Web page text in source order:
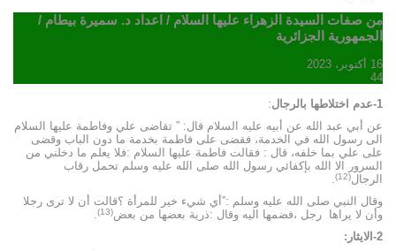
من صفات السيدة الزهراء عليها السلام / اعداد د. سميرة بيطام /
الجمهورية الجزائرية
16 أكتوبر، 2023
44
1-عدم اختلاطها بالرجال
:
عن أبي عبد الله عن أبيه عليه السلام قال: ” تقاضى علي وفاطمة عليها السلام
الى رسول الله في الخدمة، فقضى على فاطمة بخدمة ما دون الباب وقضى
على علي بما خلفه، قال : فقالت فاطمة عليها السلام :فلا يعلم ما دخلني من
السرور الا الله بإكفائي رسول الله صلى الله عليه وسلم تحمل رقاب
الرجال(12)
.
وقال النبي صلى الله عليه وسلم :”أي شيء خير للمرأة ؟قالت أن لا ترى رجلا
وأن لا يراها رجل ،فضمها اليه وقال :ذرية بعضها من بعض(13)
.
2-الايثار: